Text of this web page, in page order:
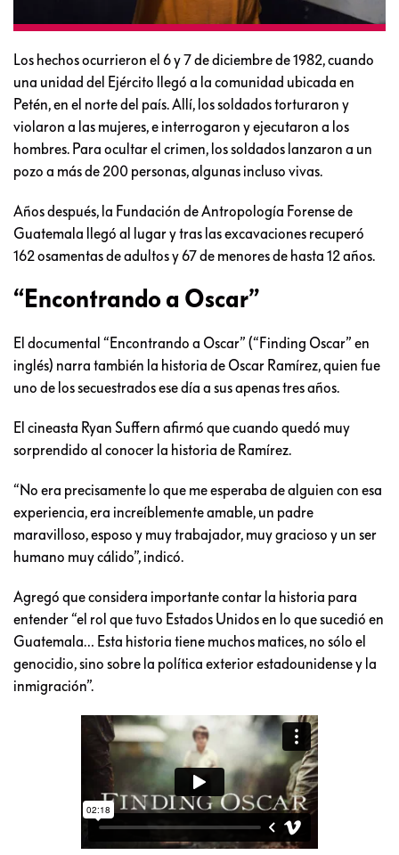
Los hechos ocurrieron el 6 y 7 de diciembre de 1982, cuando
una unidad del Ejército llegó a la comunidad ubicada en
Petén, en el norte del país. Allí, los soldados torturaron y
violaron a las mujeres, e interrogaron y ejecutaron a los
hombres. Para ocultar el crimen, los soldados lanzaron a un
pozo a más de 200 personas, algunas incluso vivas.
Años después, la Fundación de Antropología Forense de
Guatemala llegó al lugar y tras las excavaciones recuperó
162 osamentas de adultos y 67 de menores de hasta 12 años.
“Encontrando a Oscar”
El documental “Encontrando a Oscar” (“Finding Oscar” en
inglés) narra también la historia de Oscar Ramírez, quien fue
uno de los secuestrados ese día a sus apenas tres años.
El cineasta Ryan Suffern afirmó que cuando quedó muy
sorprendido al conocer la historia de Ramírez.
“No era precisamente lo que me esperaba de alguien con esa
experiencia, era increíblemente amable, un padre
maravilloso, esposo y muy trabajador, muy gracioso y un ser
humano muy cálido”, indicó.
Agregó que considera importante contar la historia para
entender “el rol que tuvo Estados Unidos en lo que sucedió en
Guatemala… Esta historia tiene muchos matices, no sólo el
genocidio, sino sobre la política exterior estadounidense y la
inmigración”.